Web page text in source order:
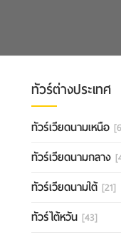
ทัวร์ต่างประเทศ
ทัวร์เวียดนามเหนือ
ทัวร์เวียดนามกลาง
ทัวร์เวียดนามใต้ [21]
ทัวร์ไต้หวัน [43]